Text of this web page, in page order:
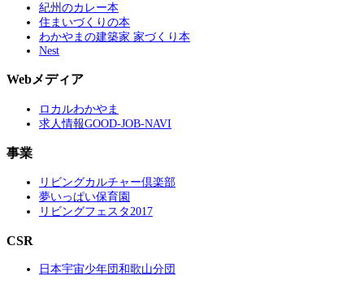
紀州のカレー本
住まいづくりの本
わかやまの建築家 家づくり本
Nest
Webメディア
ロカルわかやま
求人情報GOOD-JOB-NAVI
事業
リビングカルチャー倶楽部
夢いっぱい保育園
リビングフェスタ2017
CSR
日本宇宙少年団和歌山分団